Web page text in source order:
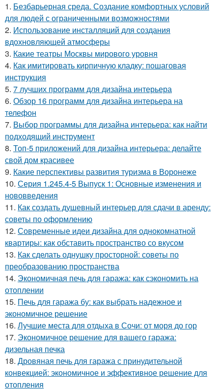
1. Безбарьерная среда. Создание комфортных условий
для людей с ограниченными возможностями
2. Использование инсталляций для создания
вдохновляющей атмосферы
3. Какие театры Москвы мирового уровня
4. Как имитировать кирпичную кладку: пошаговая
инструкция
5. 7 лучших программ для дизайна интерьера
6. Обзор 16 программ для дизайна интерьера на
телефон
7. Выбор программы для дизайна интерьера: как найти
подходящий инструмент
8. Топ-5 приложений для дизайна интерьера: делайте
свой дом красивее
9. Какие перспективы развития туризма в Воронеже
10. Серия 1.245.4-5 Выпуск 1: Основные изменения и
нововведения
11. Как создать душевный интерьер для сдачи в аренду:
советы по оформлению
12. Современные идеи дизайна для однокомнатной
квартиры: как обставить пространство со вкусом
13. Как сделать однушку просторной: советы по
преобразованию пространства
14. Экономичная печь для гаража: как сэкономить на
отоплении
15. Печь для гаража бу: как выбрать надежное и
экономичное решение
16. Лучшие места для отдыха в Сочи: от моря до гор
17. Экономичное решение для вашего гаража:
дизельная печка
18. Дровяная печь для гаража с принудительной
конвекцией: экономичное и эффективное решение для
отопления